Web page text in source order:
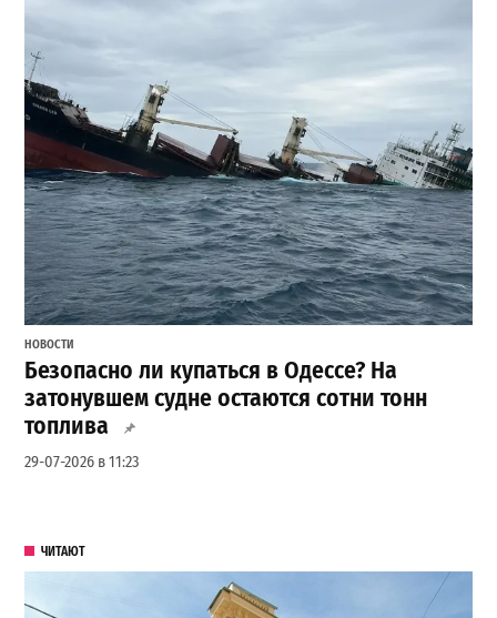
НОВОСТИ
Безопасно ли купаться в Одессе? На
затонувшем судне остаются сотни тонн
топлива
29-07-2026 в 11:23
ЧИТАЮТ